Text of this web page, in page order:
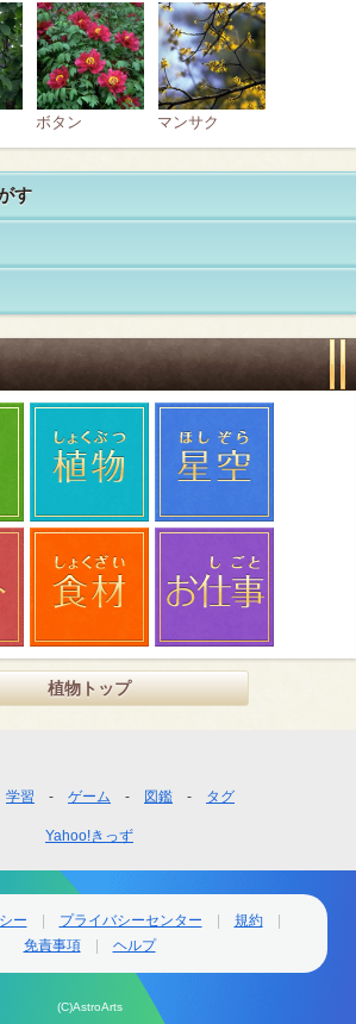
ボタン マンサク
す
植物トップ
学習 ゲーム 図鑑 タグ
Yahoo!きっず
ー プライバシーセンター
規約
免責事項
ヘルプ
(C)AstroArts